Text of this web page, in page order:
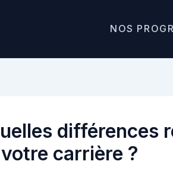
NOS
différences
carrière ?